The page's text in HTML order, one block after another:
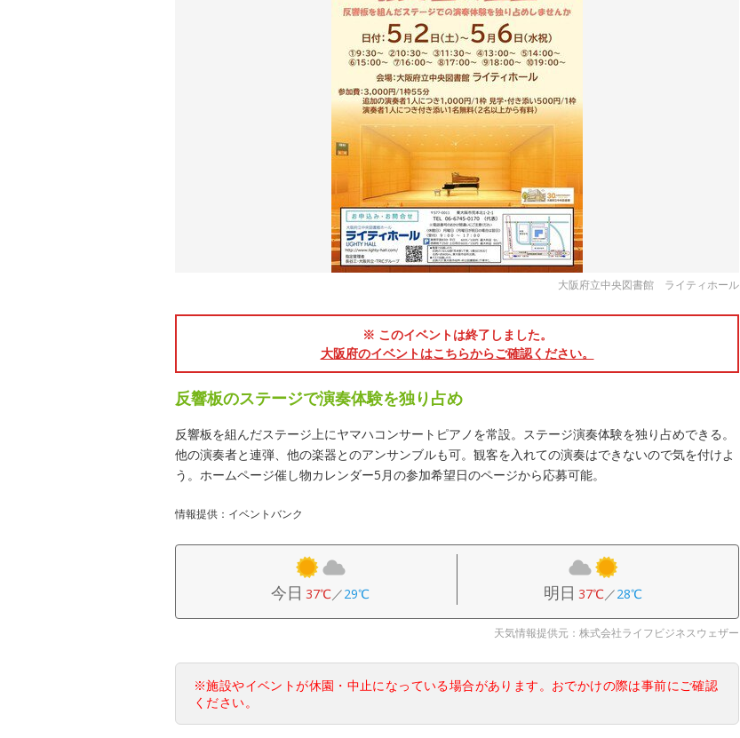
大阪府立中央図書館 ライティホール
※ このイベントは終了しました。
大阪府のイベントはこちらからご確認ください。
反響板のステージで演奏体験を独り占め
反響板を組んだステージ上にヤマハコンサートピアノを常設。ステージ演奏体験を独り占めできる。
他の演奏者と連弾、他の楽器とのアンサンブルも可。観客を入れての演奏はできないので気を付けよ
う。ホームページ催し物カレンダー5月の参加希望日のページから応募可能。
情報提供：イベントバンク
今日 37℃／29℃ 明日 37℃／28℃
天気情報提供元：株式会社ライフビジネスウェザー
※施設やイベントが休園・中止になっている場合があります。おでかけの際は事前にご確認
ください。